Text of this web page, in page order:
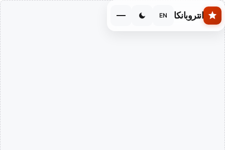
Skip to main content
انتروبانكا EN